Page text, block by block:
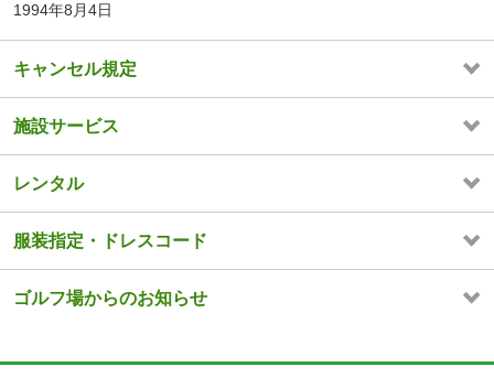
1994年8月4日
キャンセル規定
施設サービス
レンタル
服装指定・ドレスコード
ゴルフ場からのお知らせ